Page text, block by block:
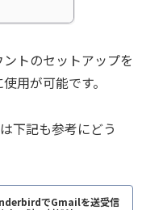
トのセットアップを
用が可能です。
下記も参考にどう
でGmailを送受信